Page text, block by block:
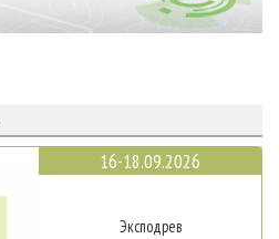
16-18.09.2026
Эксподрев